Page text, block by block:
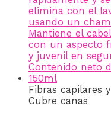
Fibras capilares y
Cubre canas